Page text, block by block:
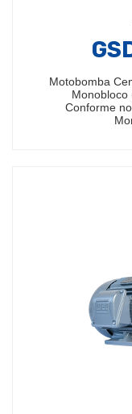
Motobomba
Monobloco
Conforme